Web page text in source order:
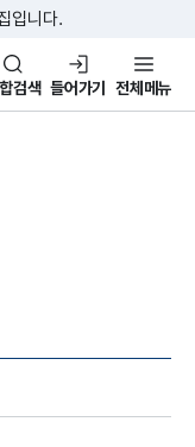
기
가기
입니다.
께 행복
검색 들어가기 전체메뉴